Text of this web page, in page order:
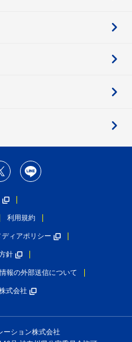
利用規約
ィアポリシー
針
報の外部送信について
式会社
ーション株式会社